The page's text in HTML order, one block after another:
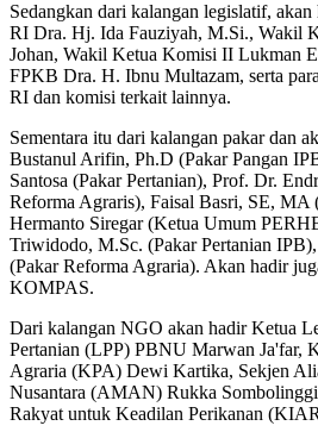
Sedangkan dari kalangan legislatif,
RI Dra. Hj. Ida Fauziyah, M.Si., Wakil
Johan, Wakil Ketua Komisi II Lukman
FPKB Dra. H. Ibnu Multazam, serta
RI dan komisi terkait lainnya.
Sementara itu dari kalangan pakar dan
Bustanul Arifin, Ph.D (Pakar Pangan
Santosa (Pakar Pertanian), Prof. Dr.
Reforma Agraris), Faisal Basri, SE, MA
Hermanto Siregar (Ketua Umum
Triwidodo, M.Sc. (Pakar Pertanian
(Pakar Reforma Agraria). Akan hadir
KOMPAS.
Dari kalangan NGO akan hadir Ketua
Pertanian (LPP) PBNU Marwan Ja'far,
Agraria (KPA) Dewi Kartika, Sekjen
Nusantara (AMAN) Rukka
Rakyat untuk Keadilan Perikanan